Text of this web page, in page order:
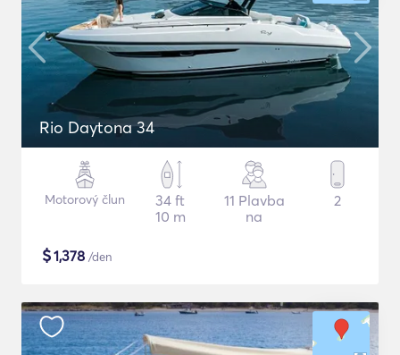
Rio Daytona 34
Motorový člun
34 ft
10 m
11 Plavba
na
2
$1,378 /den